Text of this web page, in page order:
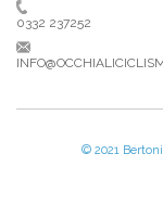
0332 237252
© 2021